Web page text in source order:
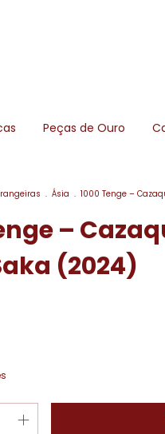
Peças de Ouro
. Ásia . 1000 Tenge –
–
(2024)